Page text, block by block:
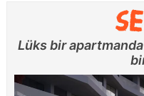
Lüks bir